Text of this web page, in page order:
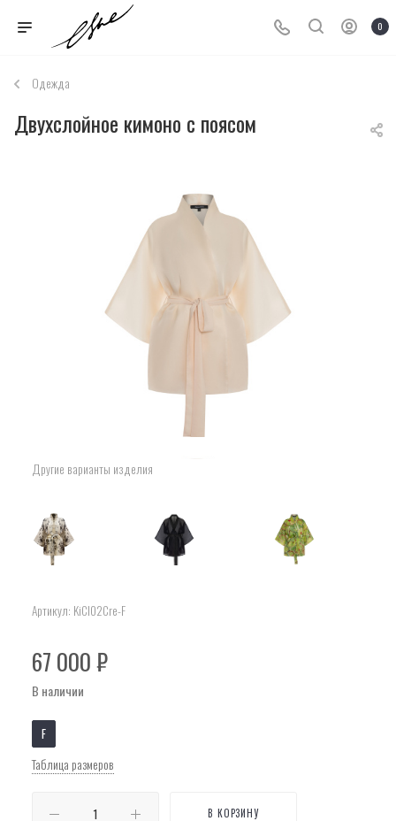
0
Одежда
Двухслойное кимоно с поясом
Другие варианты изделия
Артикул: KiCl02Cre-F
67 000₽
В наличии
F
Таблица размеров
В КОРЗИНУ